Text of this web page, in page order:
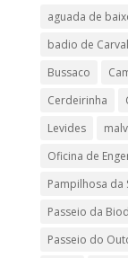
aguada de
badio de
Bussaco
Cerdeirinha
Levides
Oficina de
Pampilhosa da
Passeio da
Passeio do